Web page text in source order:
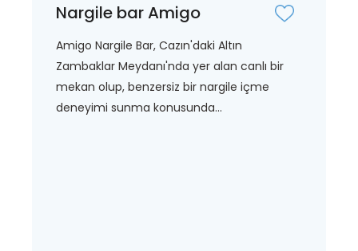
Nargile bar Amigo
Amigo Nargile Bar, Cazın'daki Altın
Zambaklar Meydanı'nda yer alan canlı bir
mekan olup, benzersiz bir nargile içme
deneyimi sunma konusunda...